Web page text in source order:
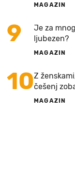
MAGAZIN
9
Je za
ljubezen?
MAGAZIN
10Z
češenj
MAGAZIN